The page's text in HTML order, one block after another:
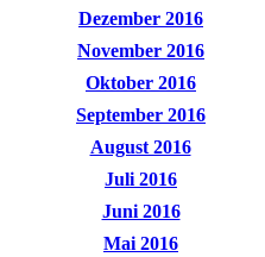
Dezember 2016
November 2016
Oktober 2016
September 2016
August 2016
Juli 2016
Juni 2016
Mai 2016